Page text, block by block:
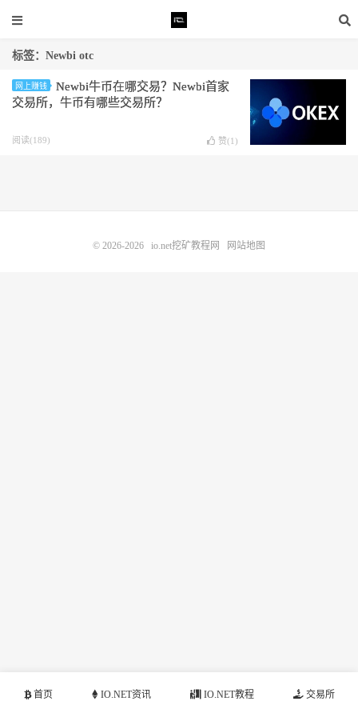
标签：Newbi otc
网上赚钱
Newbi牛币在哪交易？Newbi首家
交易所，牛币有哪些交易所？
阅读(189) 赞(1 )
首页 IO.NET资讯 IO.NET教程 交易所
© 2026-2026 io.net挖矿教程网 网站地图